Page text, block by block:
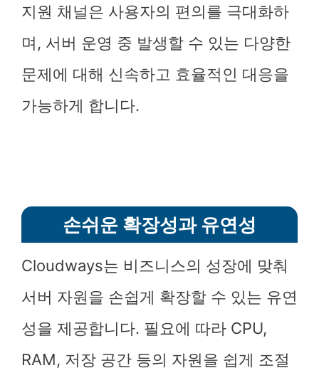
지원 채널은 사용자의 편의를 극대화하
며, 서버 운영 중 발생할 수 있는 다양한
문제에 대해 신속하고 효율적인 대응을
가능하게 합니다.
손쉬운 확장성과 유연성
Cloudways는 비즈니스의 성장에 맞춰
서버 자원을 손쉽게 확장할 수 있는 유연
성을 제공합니다. 필요에 따라 CPU,
RAM, 저장 공간 등의 자원을 쉽게 조절